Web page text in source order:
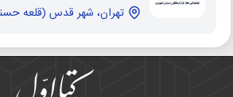
تهران، شهر قدس (قلعه